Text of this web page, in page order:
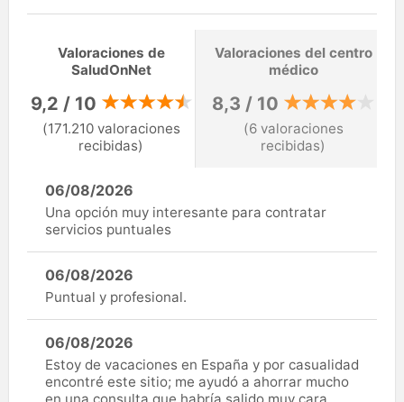
Valoraciones de
SaludOnNet
9,2 / 10
(171.210 valoraciones
recibidas)
Valoraciones del centro
médico
8,3 / 10
(6 valoraciones
recibidas)
06/08/2026
Una opción muy interesante para contratar
servicios puntuales
06/08/2026
Puntual y profesional.
06/08/2026
Estoy de vacaciones en España y por casualidad
encontré este sitio; me ayudó a ahorrar mucho